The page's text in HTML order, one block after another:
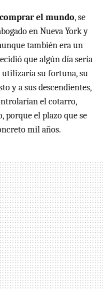
el mundo, se
en Nueva York y
también era un
que algún día sería
utilizaría su fortuna, su
y a sus descendientes,
el cotarro,
porque el plazo que se
mil años.